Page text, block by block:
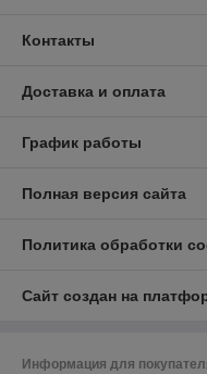
Контакты
Доставка и оплата
График работы
Полная версия сайта
Политика обработки
Сайт создан на
Информация для